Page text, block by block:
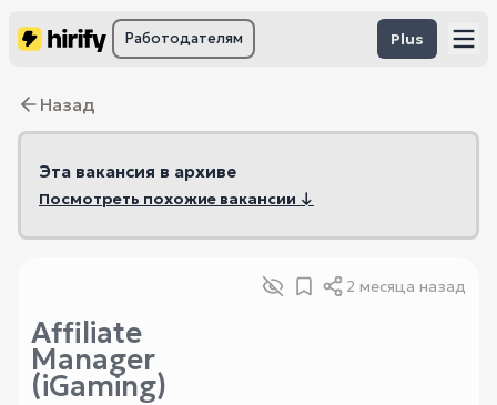
Работодателям Plus
Назад
Эта вакансия в архиве
Посмотреть похожие вакансии ↓
2 месяца назад
Affiliate
Manager
(iGaming)